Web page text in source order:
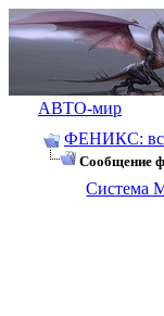
АВТО-мир
ФЕНИКС:
Сообщение
Система